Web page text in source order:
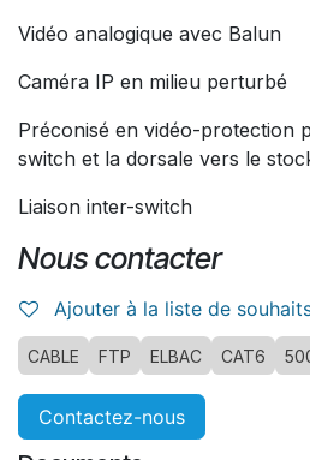
Vidéo analogique avec Balun
Caméra IP en milieu perturbé
Préconisé en vidéo-protection
switch et la dorsale vers le
Liaison inter-switch
Nous contacter
Ajouter à la liste de
CABLE FTP ELBAC CAT6
Contactez-nous